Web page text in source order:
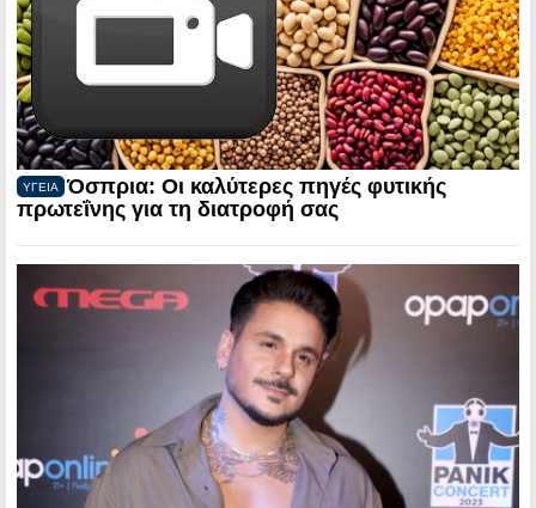
ΥΓΕΙΑ
Όσπρια: Οι καλύτερες πηγές φυτικής
πρωτεΐνης για τη διατροφή σας